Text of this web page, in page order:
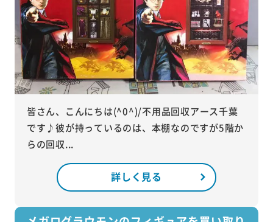
皆さん、こんにちは(^0^)/不用品回収アース千葉
です♪彼が持っているのは、本棚なのですが5階か
らの回収...
詳しく見る